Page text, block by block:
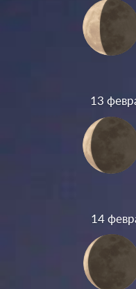
13
14